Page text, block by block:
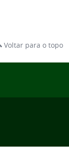
Voltar para o topo